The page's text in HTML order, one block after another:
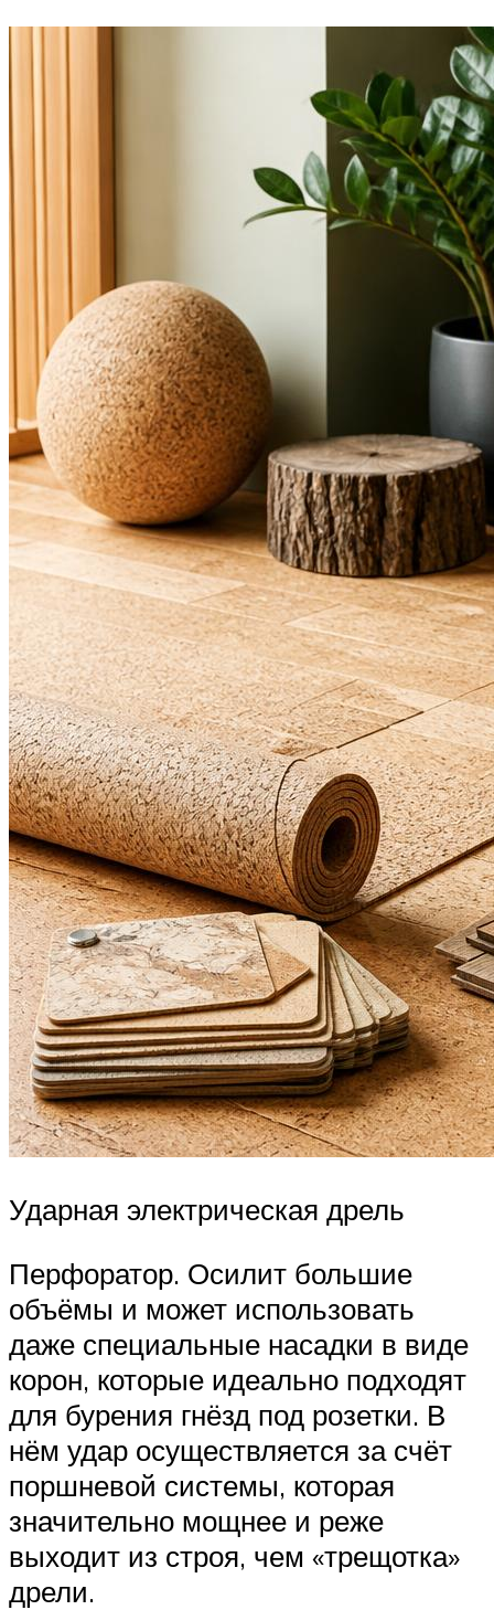
Ударная электрическая дрель
Перфоратор. Осилит большие
объёмы и может использовать
даже специальные насадки в виде
корон, которые идеально подходят
для бурения гнёзд под розетки. В
нём удар осуществляется за счёт
поршневой системы, которая
значительно мощнее и реже
выходит из строя, чем «трещотка»
дрели.